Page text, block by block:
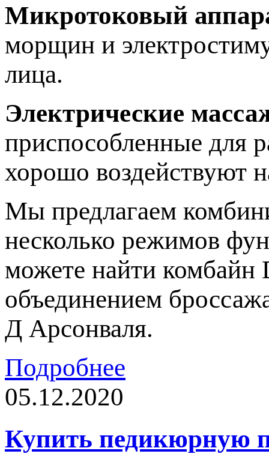
Микротоковый
морщин и
лица.
Электрические
приспособленные для
хорошо воздействуют
Мы предлагаем
несколько режимов
можете найти комбайн
объединением
Д Арсонваля.
Подробнее
05.12.2020
Купить педикюрную